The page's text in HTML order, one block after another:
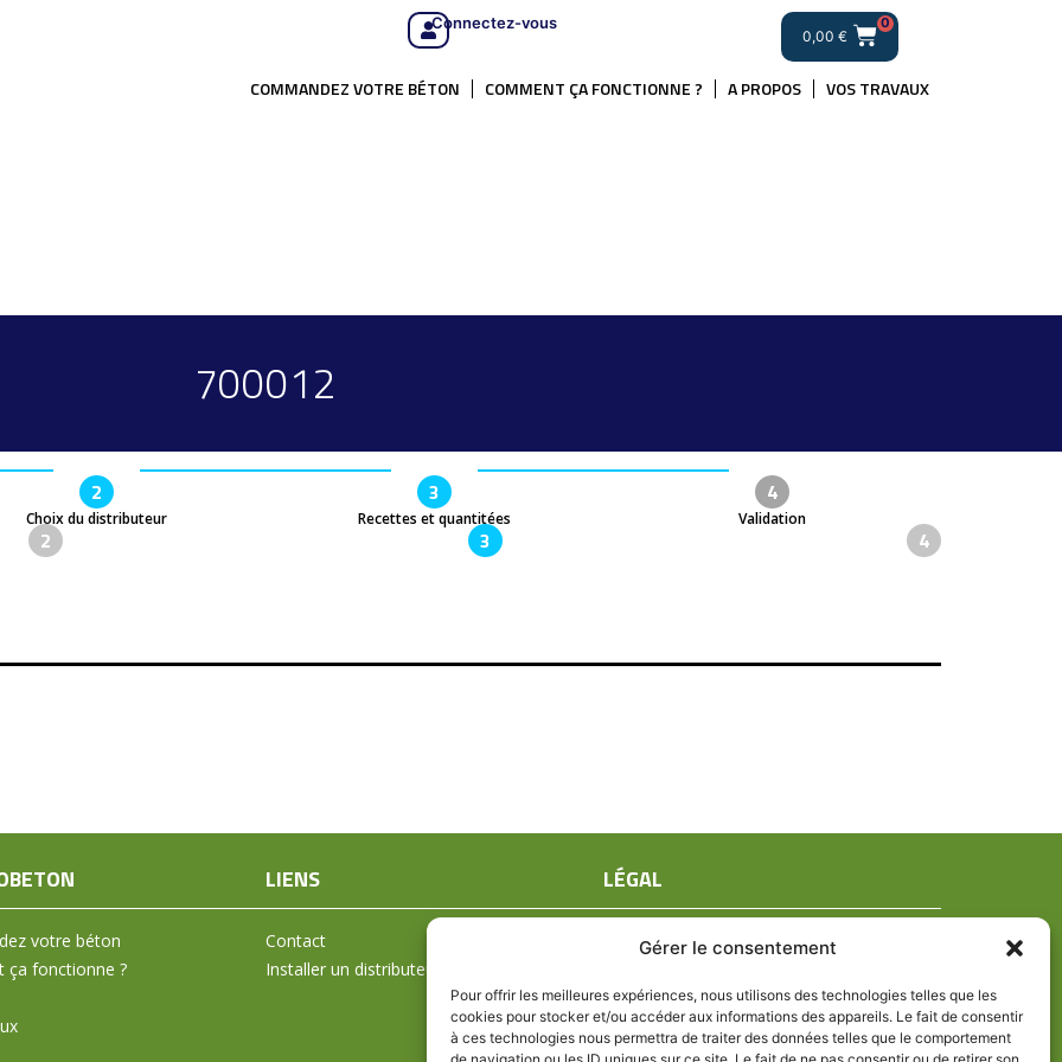
Gérer le consentement
Pour offrir les meilleures expériences, nous utilisons des technologies telles que les
cookies pour stocker et/ou accéder aux informations des appareils. Le fait de consentir
à ces technologies nous permettra de traiter des données telles que le comportement
Connectez-vous
0,00 €
0
COMMANDEZ VOTRE BÉTON COMMENT ÇA FONCTIONNE ? A PROPOS VOS TRAVAUX
700012
2
Choix du distributeur
3
Recettes et quantitées
4
Validation
2 3 4
votre béton
ça fonctionne ?
LIENS
Contact
Installer un distributeur
LÉGAL
Mentions légales
Politique de confidentialité
Politique de cookies (UE)